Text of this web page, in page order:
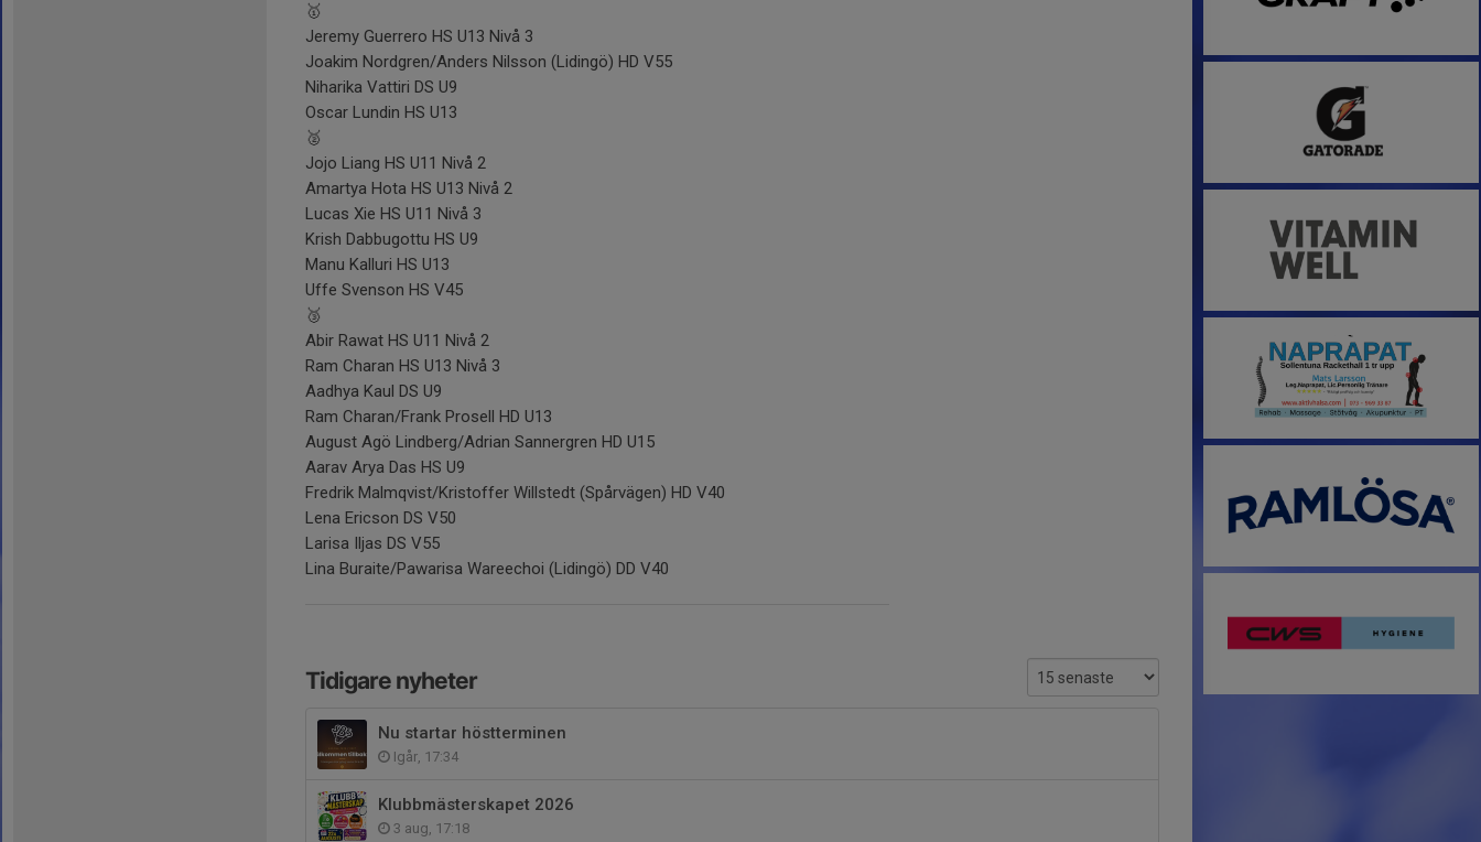
🥇
Jeremy Guerrero HS U13 Nivå 3
Joakim Nordgren/Anders Nilsson (Lidingö) HD V55
Niharika Vattiri DS U9
Oscar Lundin HS U13
🥈
Jojo Liang HS U11 Nivå 2
Amartya Hota HS U13 Nivå 2
Lucas Xie HS U11 Nivå 3
Krish Dabbugottu HS U9
Manu Kalluri HS U13
Uffe Svenson HS V45
🥉
Abir Rawat HS U11 Nivå 2
Ram Charan HS U13 Nivå 3
Aadhya Kaul DS U9
Ram Charan/Frank Prosell HD U13
August Agö Lindberg/Adrian Sannergren HD U15
Aarav Arya Das HS U9
Fredrik Malmqvist/Kristoffer Willstedt (Spårvägen) HD V40
Lena Ericson DS V50
Larisa Iljas DS V55
Lina Buraite/Pawarisa Wareechoi (Lidingö) DD V40
Tidigare nyheter
Nu startar höstterminen
Igår, 17:34
Klubbmästerskapet 2026
3 aug, 17:18